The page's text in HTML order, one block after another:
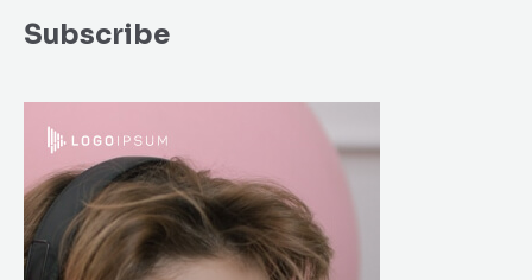
Subscribe